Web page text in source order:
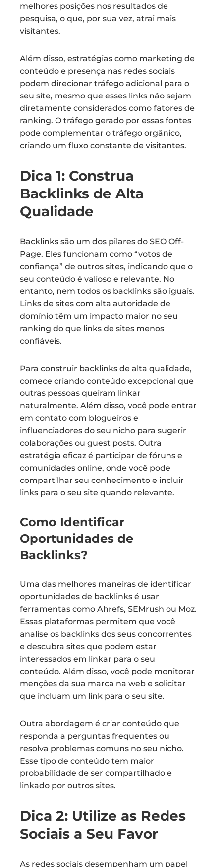
melhores posições nos resultados de
pesquisa, o que, por sua vez, atrai mais
visitantes.
Além disso, estratégias como marketing de
conteúdo e presença nas redes sociais
podem direcionar tráfego adicional para o
seu site, mesmo que esses links não sejam
diretamente considerados como fatores de
ranking. O tráfego gerado por essas fontes
pode complementar o tráfego orgânico,
criando um fluxo constante de visitantes.
Dica 1: Construa
Backlinks de Alta
Qualidade
Backlinks são um dos pilares do SEO Off-
Page. Eles funcionam como “votos de
confiança” de outros sites, indicando que o
seu conteúdo é valioso e relevante. No
entanto, nem todos os backlinks são iguais.
Links de sites com alta autoridade de
domínio têm um impacto maior no seu
ranking do que links de sites menos
confiáveis.
Para construir backlinks de alta qualidade,
comece criando conteúdo excepcional que
outras pessoas queiram linkar
naturalmente. Além disso, você pode entrar
em contato com blogueiros e
influenciadores do seu nicho para sugerir
colaborações ou guest posts. Outra
estratégia eficaz é participar de fóruns e
comunidades online, onde você pode
compartilhar seu conhecimento e incluir
links para o seu site quando relevante.
Como Identificar
Oportunidades de
Backlinks?
Uma das melhores maneiras de identificar
oportunidades de backlinks é usar
ferramentas como Ahrefs, SEMrush ou Moz.
Essas plataformas permitem que você
analise os backlinks dos seus concorrentes
e descubra sites que podem estar
interessados em linkar para o seu
conteúdo. Além disso, você pode monitorar
menções da sua marca na web e solicitar
que incluam um link para o seu site.
Outra abordagem é criar conteúdo que
responda a perguntas frequentes ou
resolva problemas comuns no seu nicho.
Esse tipo de conteúdo tem maior
probabilidade de ser compartilhado e
linkado por outros sites.
Dica 2: Utilize as Redes
Sociais a Seu Favor
As redes sociais desempenham um papel